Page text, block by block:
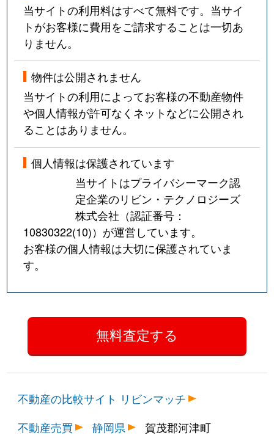
当サイトの利用料はすべて無料です。当サイ
トがお客様に費用をご請求することは一切あ
りません。
物件は公開されません
当サイトの利用によってお客様の不動産物件
や個人情報が許可なくネットなどに公開され
ることはありません。
個人情報は保護されています
当サイトはプライバシーマーク認
定企業のリビン・テクノロジーズ
株式会社（認証番号：
10830322(10)）が運営しています。
お客様の個人情報は大切に保護されていま
す。
不動産の比較サイト リビンマッチ
不動産売買
静岡県 賀茂郡河津町